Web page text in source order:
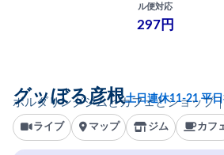
ル便対応
297円
ボルダリングジムとカフェとショップ
グッぼる彦根土日連休11-21 平
ライブ マップ ジム カフ